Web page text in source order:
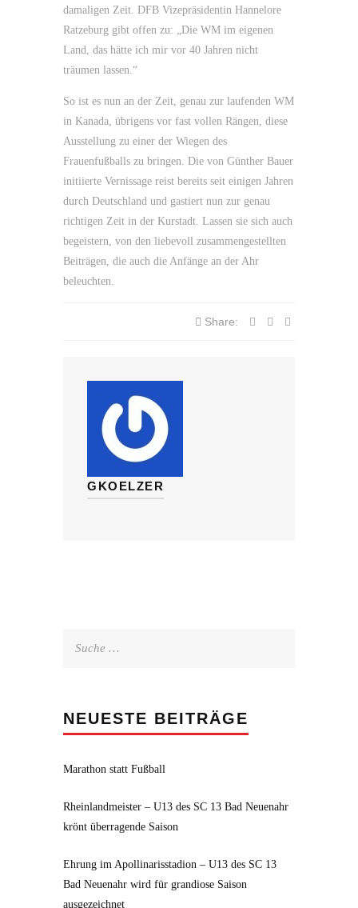
damaligen Zeit. DFB Vizepräsidentin Hannelore
Ratzeburg gibt offen zu: „Die WM im eigenen
Land, das hätte ich mir vor 40 Jahren nicht
träumen lassen.“
So ist es nun an der Zeit, genau zur laufenden WM
in Kanada, übrigens vor fast vollen Rängen, diese
Ausstellung zu einer der Wiegen des
Frauenfußballs zu bringen. Die von Günther Bauer
initiierte Vernissage reist bereits seit einigen Jahren
durch Deutschland und gastiert nun zur genau
richtigen Zeit in der Kurstadt. Lassen sie sich auch
begeistern, von den liebevoll zusammengestellten
Beiträgen, die auch die Anfänge an der Ahr
beleuchten.
Share:
GKOELZER
NEUESTE BEITRÄGE
Marathon statt Fußball
Rheinlandmeister – U13 des SC 13 Bad Neuenahr
krönt überragende Saison
Ehrung im Apollinarisstadion – U13 des SC 13
Bad Neuenahr wird für grandiose Saison
ausgezeichnet